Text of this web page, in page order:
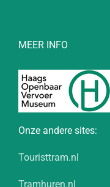
MEER INFO
Onze andere sites:
Touristtram.nl
Tramhuren.nl